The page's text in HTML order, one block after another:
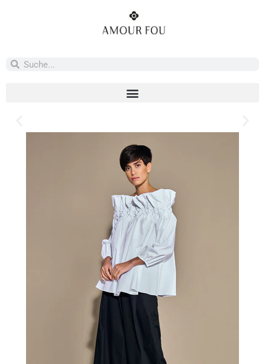
Marrakech Imperial
Marrakech Imperial - a world journey captured in scent.
Marrakech Imperial